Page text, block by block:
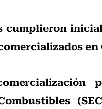
cumplieron
en